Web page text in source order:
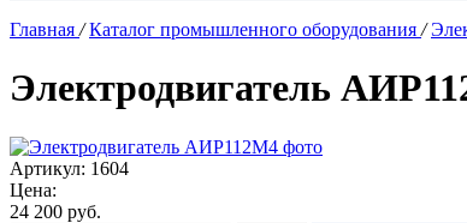
Главная / Каталог промышленного оборудования /
Электродвигатель
Артикул: 1604
Цена:
24 200 руб.